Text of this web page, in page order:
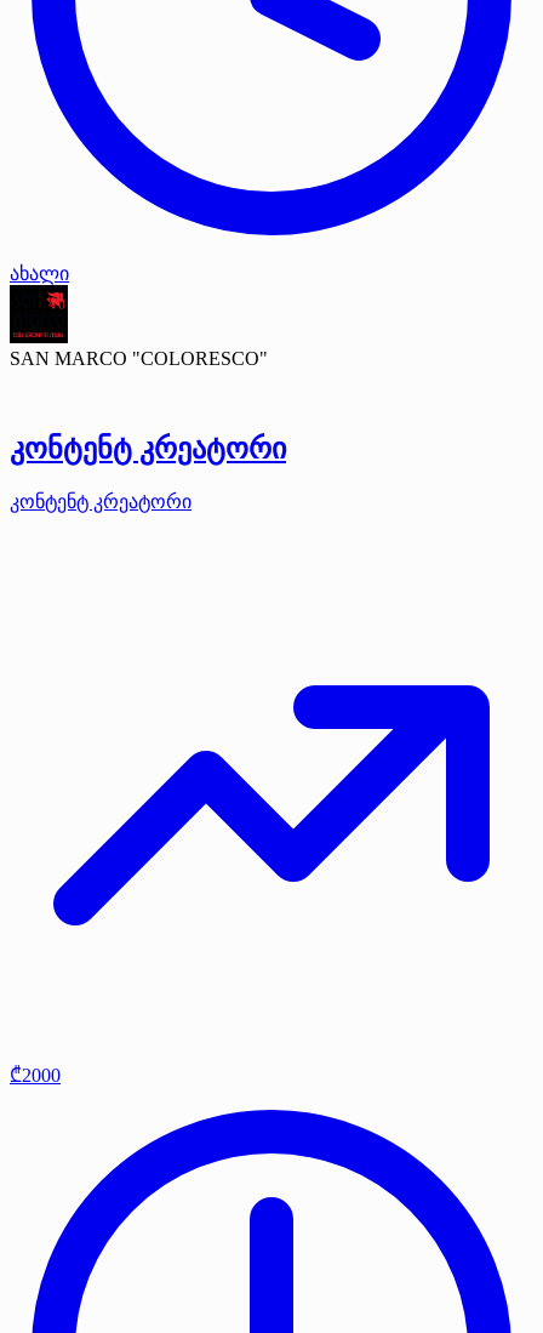
ახალი
SAN MARCO "COLORESCO"
კონტენტ კრეატორი
კონტენტ კრეატორი
₾2000